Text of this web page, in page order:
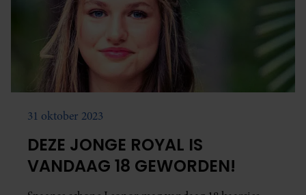
31 oktober 2023
DEZE JONGE ROYAL IS
VANDAAG 18 GEWORDEN!